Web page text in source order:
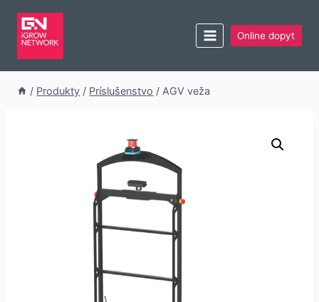
Online dopyt
/ Produkty / Príslušenstvo / AGV veža